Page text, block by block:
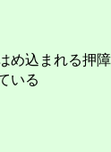
め込まれる押
いる